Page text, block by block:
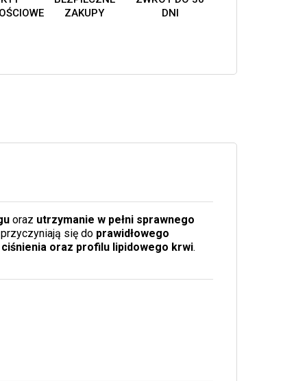
ZAKUPY
DNI
oraz utrzymanie w pełni sprawnego
się do prawidłowego
oraz profilu lipidowego krwi.